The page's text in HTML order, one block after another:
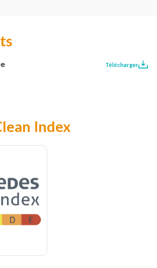
Télécharger
Index